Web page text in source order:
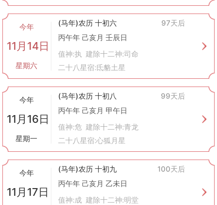
今年
11月14日
星期六
(马年)农历 十初六
97天后
丙午年 己亥月 壬辰日
值神:执 建除十二神:司命
二十八星宿:氐貉土星
今年
11月16日
星期一
(马年)农历 十初八
99天后
丙午年 己亥月 甲午日
值神:危 建除十二神:青龙
二十八星宿:心狐月星
今年
11月17日
(马年)农历 十初九
100天后
丙午年 己亥月 乙未日
值神:成 建除十二神:明堂